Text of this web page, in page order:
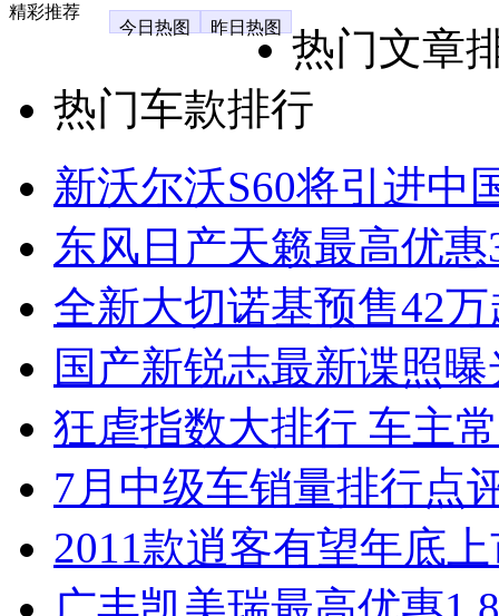
精彩推荐
今日热图
昨日热图
热门文章
热门车款排行
新沃尔沃S60将引进中
东风日产天籁最高优
全新大切诺基预售42
国产新锐志最新谍照
狂虐指数大排行 车主
7月中级车销量排行点
2011款逍客有望年底